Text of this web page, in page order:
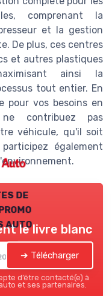
comprenant la
et la gestion
De plus, ces centres
et autres plastiques
ainsi la
tout entier. En
pour vos besoins en
contribuez pas
véhicule, qu'il soit
également
de
auto
le livre blanc
➔ Télécharger
d’être contacté(e) à
et ses partenaires.